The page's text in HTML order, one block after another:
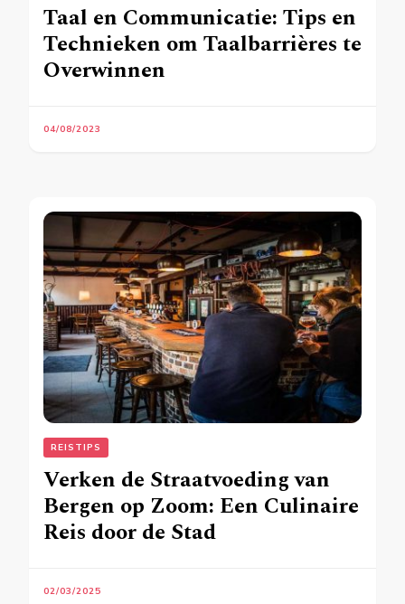
Taal en Communicatie: Tips en
Technieken om Taalbarrières te
Overwinnen
04/08/2023
REISTIPS
Verken de Straatvoeding van
Bergen op Zoom: Een Culinaire
Reis door de Stad
02/03/2025